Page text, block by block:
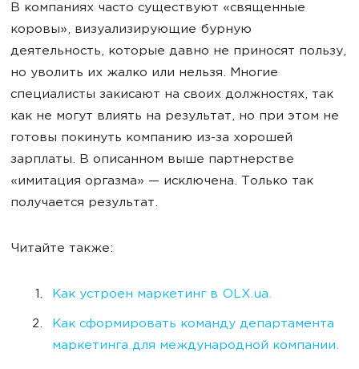
В компаниях часто существуют «священные
коровы», визуализирующие бурную
деятельность, которые давно не приносят пользу,
но уволить их жалко или нельзя. Многие
специалисты закисают на своих должностях, так
как не могут влиять на результат, но при этом не
готовы покинуть компанию из-за хорошей
зарплаты. В описанном выше партнерстве
«имитация оргазма» — исключена. Только так
получается результат.
Читайте также:
Как устроен маркетинг в OLX.ua.
Как сформировать команду департамента
маркетинга для международной компании.